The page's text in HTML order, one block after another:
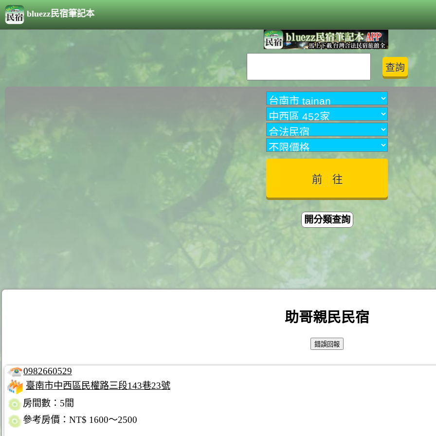
bluezz民宿筆記本
開分類查詢
助哥親民民宿
0982660529
臺南市中西區民權路三段143巷23號
房間數：5間
參考房價：NT$ 1600～2500